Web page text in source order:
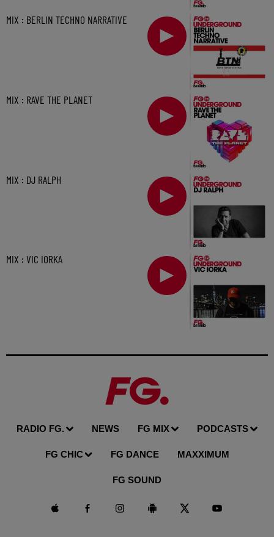
MIX : BERLIN TECHNO NARRATIVE
MIX : RAVE THE PLANET
MIX : DJ RALPH
MIX : VIC IORKA
RADIO FG. NEWS FG MIX PODCASTS
FG CHIC FG DANCE MAXXIMUM
FG SOUND